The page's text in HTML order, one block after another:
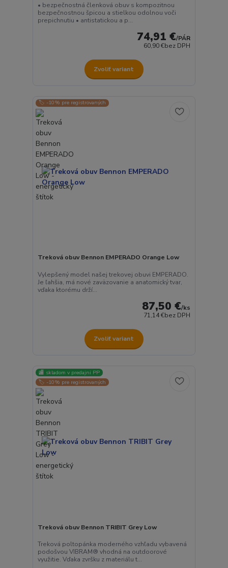
• bezpečnostná členková obuv s kompozitnou
bezpečnostnou špicou a stielkou odolnou voči
prepichnutiu • antistatickou a p...
74,91 €/PÁR
60,90 €bez DPH
Zvoliť variant
🏷️ -10% pre registrovaných
Treková obuv Bennon EMPERADO Orange Low
Vylepšený model našej trekovej obuvi EMPERADO.
Je ľahšia, má nové zaväzovanie a anatomický tvar,
vďaka ktorému drží...
87,50 €/ks
71,14 €bez DPH
Zvoliť variant
🏬 skladom v predajni PP
🏷️ -10% pre registrovaných
Treková obuv Bennon TRIBIT Grey Low
Treková poltopánka moderného vzhľadu vybavená
podošvou VIBRAM® vhodná na outdoorové
využitie. Vďaka zvršku z materiálu t...